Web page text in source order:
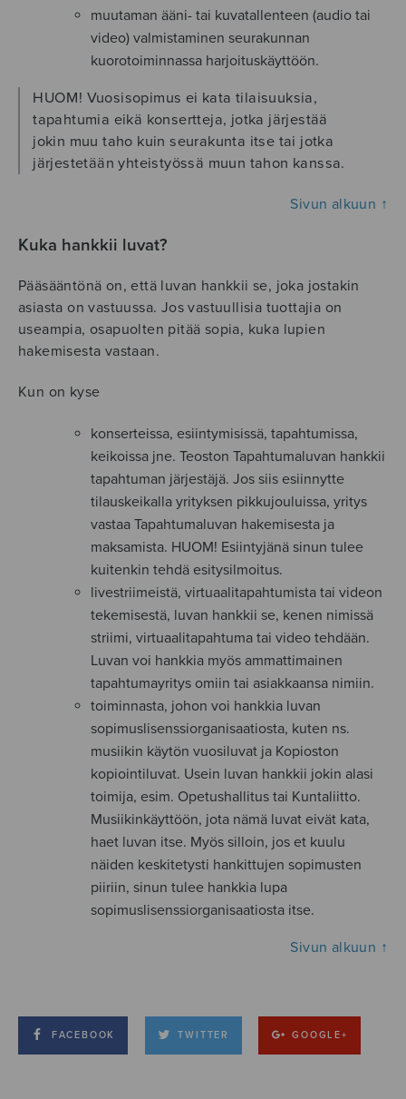
muutaman ääni- tai kuvatallenteen (audio tai
video) valmistaminen seurakunnan
kuorotoiminnassa harjoituskäyttöön.
HUOM! Vuosisopimus ei kata tilaisuuksia,
tapahtumia eikä konsertteja, jotka järjestää
jokin muu taho kuin seurakunta itse tai jotka
järjestetään yhteistyössä muun tahon kanssa.
Sivun alkuun ↑
Kuka hankkii luvat?
Pääsääntönä on, että luvan hankkii se, joka jostakin
asiasta on vastuussa. Jos vastuullisia tuottajia on
useampia, osapuolten pitää sopia, kuka lupien
hakemisesta vastaan.
Kun on kyse
konserteissa, esiintymisissä, tapahtumissa,
keikoissa jne. Teoston Tapahtumaluvan hankkii
tapahtuman järjestäjä. Jos siis esiinnytte
tilauskeikalla yrityksen pikkujouluissa, yritys
vastaa Tapahtumaluvan hakemisesta ja
maksamista. HUOM! Esiintyjänä sinun tulee
kuitenkin tehdä esitysilmoitus.
livestriimeistä, virtuaalitapahtumista tai videon
tekemisestä, luvan hankkii se, kenen nimissä
striimi, virtuaalitapahtuma tai video tehdään.
Luvan voi hankkia myös ammattimainen
tapahtumayritys omiin tai asiakkaansa nimiin.
toiminnasta, johon voi hankkia luvan
sopimuslisenssiorganisaatiosta, kuten ns.
musiikin käytön vuosiluvat ja Kopioston
kopiointiluvat. Usein luvan hankkii jokin alasi
toimija, esim. Opetushallitus tai Kuntaliitto.
Musiikinkäyttöön, jota nämä luvat eivät kata,
haet luvan itse. Myös silloin, jos et kuulu
näiden keskitetysti hankittujen sopimusten
piiriin, sinun tulee hankkia lupa
sopimuslisenssiorganisaatiosta itse.
Sivun alkuun ↑
FACEBOOK TWITTER GOOGLE+